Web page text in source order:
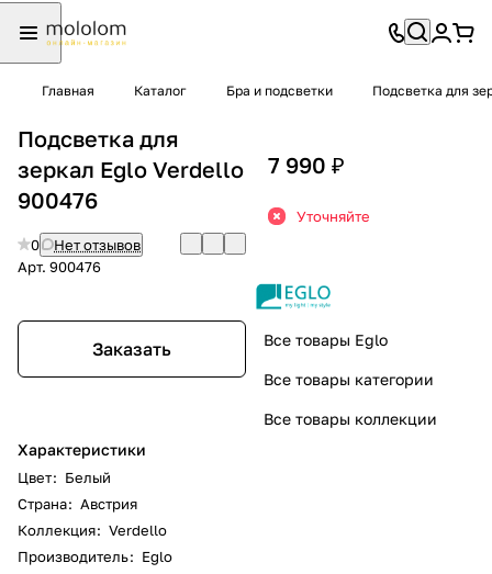
Главная Каталог Бра и подсветки Подсветка для
Подсветка для
зеркал Eglo Verdello
900476
0
Нет отзывов
Арт. 900476
Заказать
Характеристики
Цвет: Белый
Страна: Австрия
Коллекция: Verdello
Производитель: Eglo
7 990 ₽
Уточняйте
Все товары Eglo
Все товары категории
Все товары коллекции